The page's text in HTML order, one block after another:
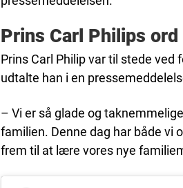
Prins Carl Philips
Prins Carl Philip var til stede
udtalte han i en
– Vi er så glade og
familien. Denne dag har både vi
frem til at lære vores nye